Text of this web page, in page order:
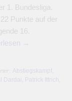
1. Bundesliga.
Punkte auf der
16.
→
Abstiegskampf
Dardai Patrick Ittrich